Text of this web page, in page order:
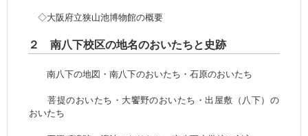
◇大阪府立狭山池博物館の概要
２ 南八下校区の地名のおいたちと史跡
南八下の地図・南八下のおいたち・石原のおいたち
菩提のおいたち・大饗野のおいたち・出屋敷（八下）の
おいたち